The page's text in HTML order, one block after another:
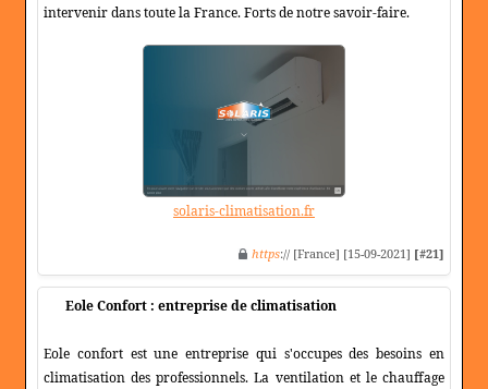
intervenir dans toute la France. Forts de notre savoir-faire.
solaris-climatisation.fr
https:// [France] [15-09-2021] [#21]
Eole Confort : entreprise de climatisation
Eole confort est une entreprise qui s'occupes des besoins en
climatisation des professionnels. La ventilation et le chauffage